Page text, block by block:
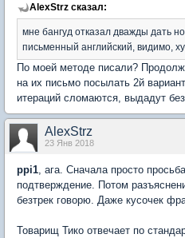
AlexStrz сказал:
мне бангуд отказал дважды дать
письменный английский, видимо,
По моей методе писали?
на их письмо посылать 2й
итераций сломаются, выдадут
AlexStrz
23 Янв 2018
ppi1, ага. Сначала просто
подтверждение. Потом
безтрек говорю. Даже кусочек
Товарищ Тико отвечает по